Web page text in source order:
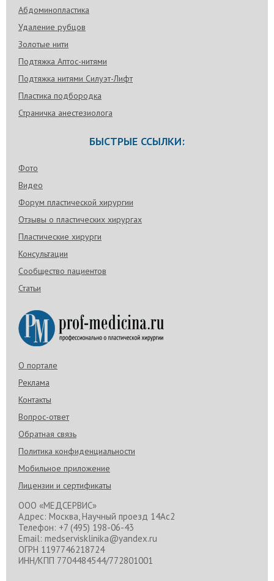
Абдоминопластика
Удаление рубцов
Золотые нити
Подтяжка Аптос-нитями
Подтяжка нитями Силуэт-Лифт
Пластика подбородка
Страничка анестезиолога
БЫСТРЫЕ ССЫЛКИ:
Фото
Видео
Форум пластической хирургии
Отзывы о пластических хирургах
Пластические хирурги
Консультации
Сообщество пациентов
Статьи
О портале
Реклама
Контакты
Вопрос-ответ
Обратная связь
Политика конфиденциальности
Мобильное приложение
Лицензии и сертификаты
ООО «МЕДСЕРВИС»
Адрес: Москва, Научный проезд 14Ас2
Телефон: +7 (495) 198-06-43
Email: medservisklinika@yandex.ru
ОГРН 1197746218724
ИНН/КПП 7704484544/772801001